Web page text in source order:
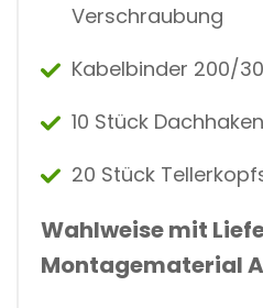
Verschraubung
Kabelbinder 200/
10 Stück
20 Stück
Wahlweise mit
Montagematerial